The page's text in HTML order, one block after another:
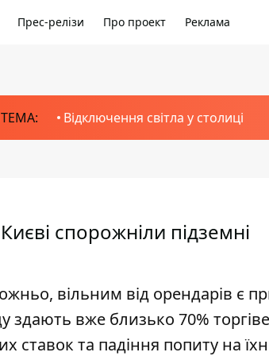
Прес-релізи Про проект Реклама
Відключення світла у столиці
спорожніли підземні
вільним від орендарів є
здають вже близько 70%
та падіння попиту на